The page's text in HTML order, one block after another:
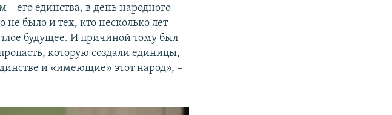
– его единства, в день народного
не было и тех, кто несколько лет
будущее. И причиной тому был
которую создали единицы,
и «имеющие» этот народ», –